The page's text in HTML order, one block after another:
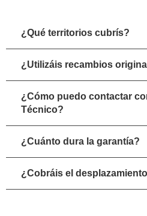
¿Qué territorios cubrís?
¿Utilizáis recambios
¿Cómo puedo contactar
Técnico?
¿Cuánto dura la garantía?
¿Cobráis el